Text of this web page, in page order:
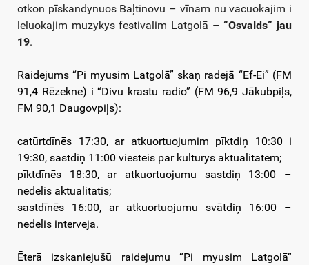
otkon pīskandynuos Baļtinovu – vīnam nu vacuokajim i
leluokajim muzykys festivalim Latgolā –“Osvalds” jau
19.
Raidejums “Pi myusim Latgolā” skaņ radejā “Ef-Ei” (FM
91,4 Rēzekne) i “Divu krastu radio” (FM 96,9 Jākubpiļs,
FM 90,1 Daugovpiļs):
catūrtdīnēs 17:30, ar atkuortuojumim pīktdiņ 10:30 i
19:30, sastdiņ 11:00 viesteis par kulturys aktualitatem;
pīktdīnēs 18:30, ar atkuortuojumu sastdiņ 13:00 –
nedelis aktualitatis;
sastdīnēs 16:00, ar atkuortuojumu svātdiņ 16:00 –
nedelis interveja.
Ēterā izskaniejušū raidejumu “Pi myusim Latgolā”